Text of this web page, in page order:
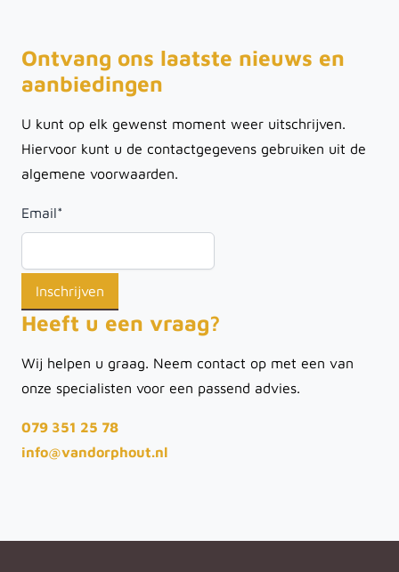
Ontvang ons laatste nieuws en
aanbiedingen
U kunt op elk gewenst moment weer uitschrijven.
Hiervoor kunt u de contactgegevens gebruiken uit de
algemene voorwaarden.
Email*
Heeft u een vraag?
Wij helpen u graag. Neem contact op met een van
onze specialisten voor een passend advies.
079 351 25 78
info@vandorphout.nl